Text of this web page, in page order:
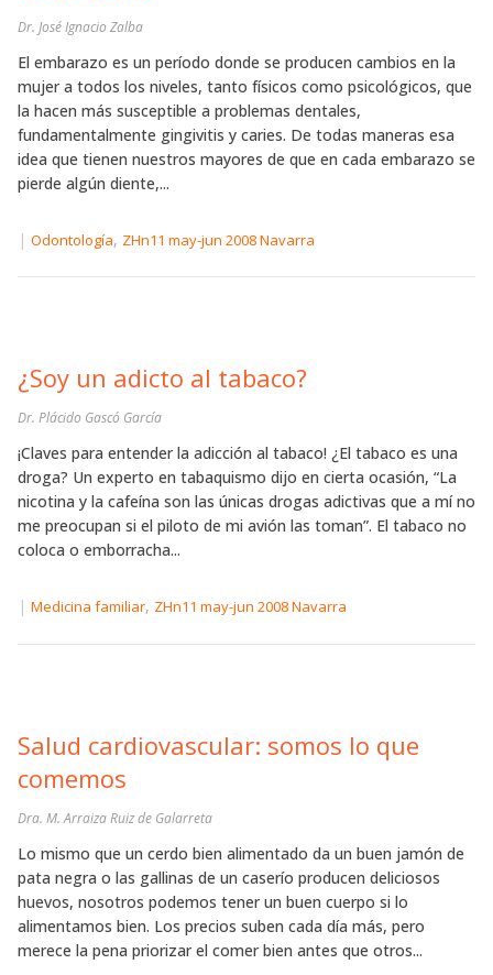
Dr. José Ignacio Zalba
El embarazo es un período donde se producen cambios en la
mujer a todos los niveles, tanto físicos como psicológicos, que
la hacen más susceptible a problemas dentales,
fundamentalmente gingivitis y caries. De todas maneras esa
idea que tienen nuestros mayores de que en cada embarazo se
pierde algún diente,...
| Odontología, ZHn11 may-jun 2008 Navarra
¿Soy un adicto al tabaco?
Dr. Plácido Gascó García
¡Claves para entender la adicción al tabaco! ¿El tabaco es una
droga? Un experto en tabaquismo dijo en cierta ocasión, “La
nicotina y la cafeína son las únicas drogas adictivas que a mí no
me preocupan si el piloto de mi avión las toman”. El tabaco no
coloca o emborracha...
| Medicina familiar, ZHn11 may-jun 2008 Navarra
Salud cardiovascular: somos lo que
comemos
Dra. M. Arraiza Ruiz de Galarreta
Lo mismo que un cerdo bien alimentado da un buen jamón de
pata negra o las gallinas de un caserío producen deliciosos
huevos, nosotros podemos tener un buen cuerpo si lo
alimentamos bien. Los precios suben cada día más, pero
merece la pena priorizar el comer bien antes que otros...